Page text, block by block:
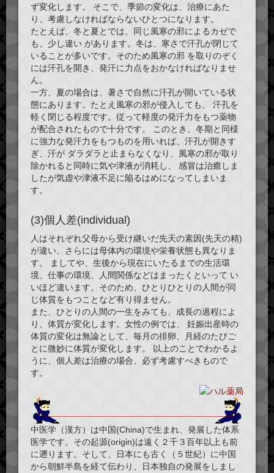
ず変化します。 そこで、季節の変化は、治療にあた
り、考慮しなければならないひとつになります。
たとえば、冬と夏とでは、同じ風寒の邪によるカゼで
も、少し違い があります。冬は、寒さで汗孔が閉じて
いることが多いです。そのため風寒の邪 を取りのぞく
には汗孔を開き、発汗に力点をおかなければなりませ
ん。
一方、夏の場合は、暑さで自然に汗孔が開いている状
態にあります。たとえ風寒の邪が侵入しても、 汗孔を
軽く閉じる程度です。従って軽度の発汗力をもつ薬物
が配合されたもので十分です。 このとき、冬期と同様
に強力な発汗力をもつものを用いれば、汗孔が開きす
ぎ、汗が ダラダラと止まらなくなり、風寒の邪が取り
除かれると同時に気や津液が消耗し、 感冒は治癒しま
したが気虚や津液不足に陥るはめになってしまいま
す。
(3)個人差(individual)
人はそれぞれ父母から受け継いだ先天の素因(先天の精)
が違い、さらには母体内の環境や栄養状態も異なりま
す。 ましてや、生後から現在にいたるまでの生活環
境、仕事の環境、人間関係などはまったくといって い
いほど違います。そのため、ひとりひとりの人間が同
じ体質をもつことなど有り得ません。
また、ひとりの人間の一生をみても、成長の過程によ
り、体質が変化します。女性の例では、 妊娠出産時の
体質の変化は無論として、毎月の排卵、月経のたびご
とに微妙に体質が変化します。 以上のことでわかるよ
うに、個人差は治療の場合、必ず考慮すべきもので
す。
中医学（漢方）は中国(China)で生まれ、発展した体系
医学です。その起源(origin)は遠く２千３百年以上も前
に遡ります。そして、日本にも古く（５世紀）に中国
から朝鮮半島を経て伝わり、日本独自の発展をしまし